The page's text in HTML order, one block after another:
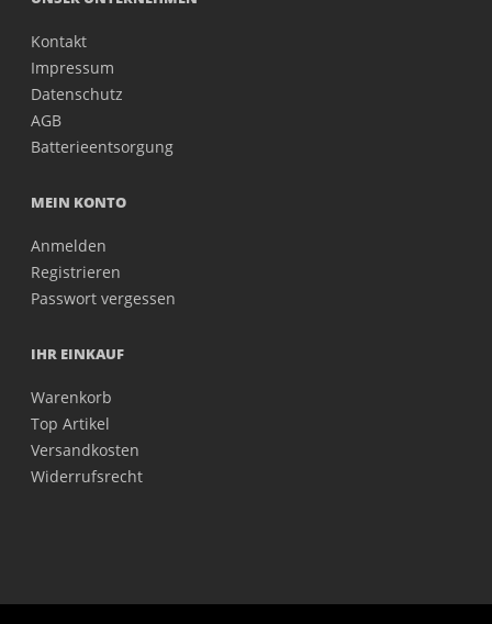
Kontakt
Impressum
Datenschutz
AGB
Batterieentsorgung
MEIN KONTO
Anmelden
Registrieren
Passwort vergessen
IHR EINKAUF
Warenkorb
Top Artikel
Versandkosten
Widerrufsrecht